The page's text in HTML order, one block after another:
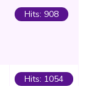
Hits: 908
Hits: 1054